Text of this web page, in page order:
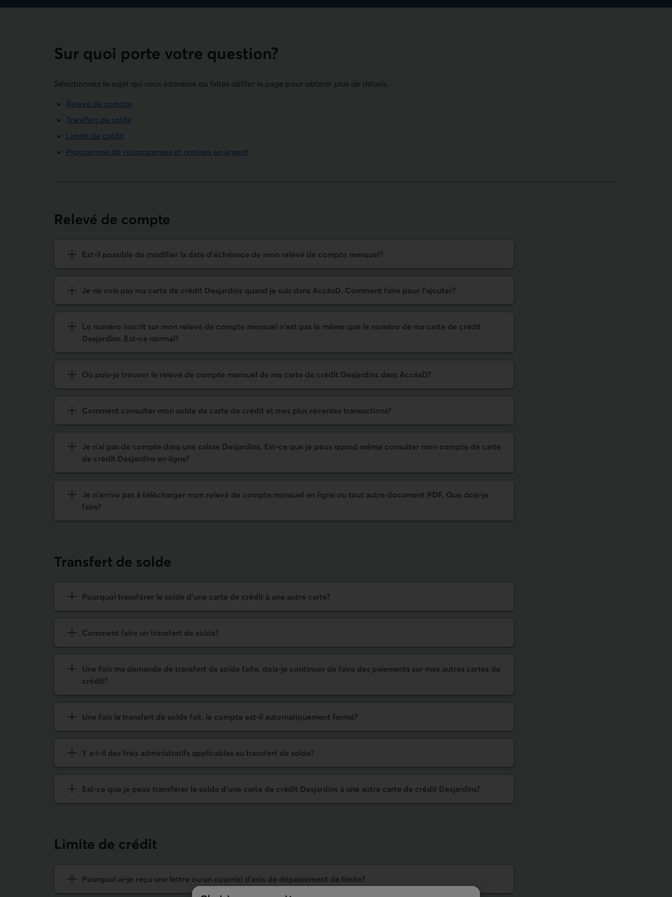
Sur quoi porte votre question?
Sélectionnez le sujet qui vous intéresse ou faites défiler la page pour obtenir plus de détails.
Relevé de compte
Transfert de solde
Limite de crédit
Programme de récompenses et remises en argent
Relevé de compte
Est-il possible de modifier la date d’échéance de mon relevé de compte mensuel?
Je ne vois pas ma carte de crédit Desjardins quand je suis dans AccèsD. Comment faire pour l’ajouter?
Le numéro inscrit sur mon relevé de compte mensuel n'est pas le même que le numéro de ma carte de crédit
Desjardins. Est-ce normal?
Où puis-je trouver le relevé de compte mensuel de ma carte de crédit Desjardins dans AccèsD?
Comment consulter mon solde de carte de crédit et mes plus récentes transactions?
Je n’ai pas de compte dans une caisse Desjardins. Est-ce que je peux quand même consulter mon compte de carte
de crédit Desjardins en ligne?
Je n'arrive pas à télécharger mon relevé de compte mensuel en ligne ou tout autre document PDF. Que dois-je
faire?
Transfert de solde
Pourquoi transférer le solde d'une carte de crédit à une autre carte?
Comment faire un transfert de solde?
Une fois ma demande de transfert de solde faite, dois-je continuer de faire des paiements sur mes autres cartes de
crédit?
Une fois le transfert de solde fait, le compte est-il automat­iquement fermé?
Y a-t-il des frais administratifs applicables au transfert de solde?
Est-ce que je peux transférer le solde d'une carte de crédit Desjardins à une autre carte de crédit Desjardins?
Limite de crédit
Pourquoi ai-je reçu une lettre ou un courriel d'avis de dépassement de limite?